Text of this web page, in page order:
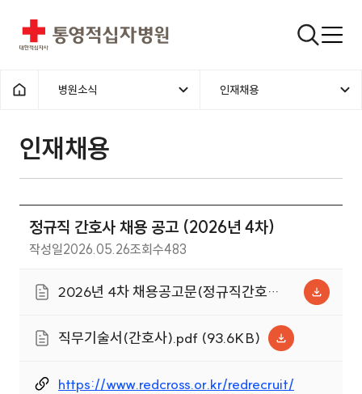
통영적십자병원 검색창
홈으로
병원소식 인재채용
인재채용
정규직 간호사 채용 공고 (2026년 4차)
작성일2026.05.26조회수483
2026년 4차 채용공고문(정규직간호
직무기술서(간호사).pdf (93.6KB)
https://www.redcross.or.kr/redrecruit/